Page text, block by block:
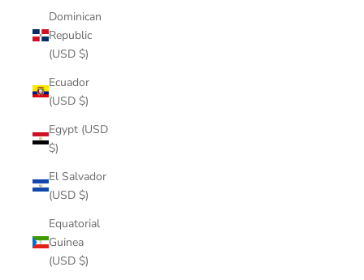
Dominican
Republic
(USD $)
Ecuador
(USD $)
Egypt (USD
$)
El Salvador
(USD $)
Equatorial
Guinea
(USD $)